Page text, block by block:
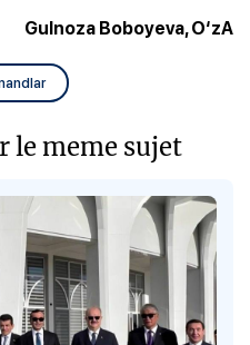
Gulnoza Boboyeva, O‘zA
le meme sujet